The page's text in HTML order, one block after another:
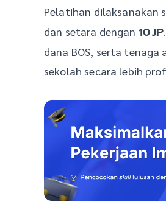
Pelatihan dilaksanakan
dan setara dengan 10 JP
dana BOS, serta
sekolah secara lebih